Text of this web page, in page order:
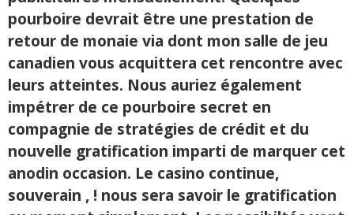
pourboire devrait être une prestation de
retour de monaie via dont mon salle de jeu
canadien vous acquittera cet rencontre avec
leurs atteintes. Nous auriez également
impétrer de ce pourboire secret en
compagnie de stratégies de crédit et du
nouvelle gratification imparti de marquer cet
anodin occasion. Le casino continue,
souverain , ! nous sera savoir le gratification